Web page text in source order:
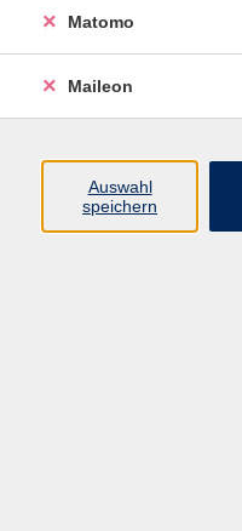
Matomo
Maileon
Auswahl
speichern